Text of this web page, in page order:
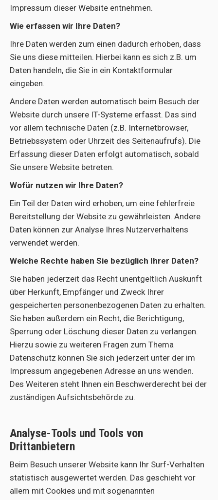
Impressum dieser Website entnehmen.
Wie erfassen wir Ihre Daten?
Ihre Daten werden zum einen dadurch erhoben, dass
Sie uns diese mitteilen. Hierbei kann es sich z.B. um
Daten handeln, die Sie in ein Kontaktformular
eingeben.
Andere Daten werden automatisch beim Besuch der
Website durch unsere IT-Systeme erfasst. Das sind
vor allem technische Daten (z.B. Internetbrowser,
Betriebssystem oder Uhrzeit des Seitenaufrufs). Die
Erfassung dieser Daten erfolgt automatisch, sobald
Sie unsere Website betreten.
Wofür nutzen wir Ihre Daten?
Ein Teil der Daten wird erhoben, um eine fehlerfreie
Bereitstellung der Website zu gewährleisten. Andere
Daten können zur Analyse Ihres Nutzerverhaltens
verwendet werden.
Welche Rechte haben Sie bezüglich Ihrer Daten?
Sie haben jederzeit das Recht unentgeltlich Auskunft
über Herkunft, Empfänger und Zweck Ihrer
gespeicherten personenbezogenen Daten zu erhalten.
Sie haben außerdem ein Recht, die Berichtigung,
Sperrung oder Löschung dieser Daten zu verlangen.
Hierzu sowie zu weiteren Fragen zum Thema
Datenschutz können Sie sich jederzeit unter der im
Impressum angegebenen Adresse an uns wenden.
Des Weiteren steht Ihnen ein Beschwerderecht bei der
zuständigen Aufsichtsbehörde zu.
Analyse-Tools und Tools von
Drittanbietern
Beim Besuch unserer Website kann Ihr Surf-Verhalten
statistisch ausgewertet werden. Das geschieht vor
allem mit Cookies und mit sogenannten